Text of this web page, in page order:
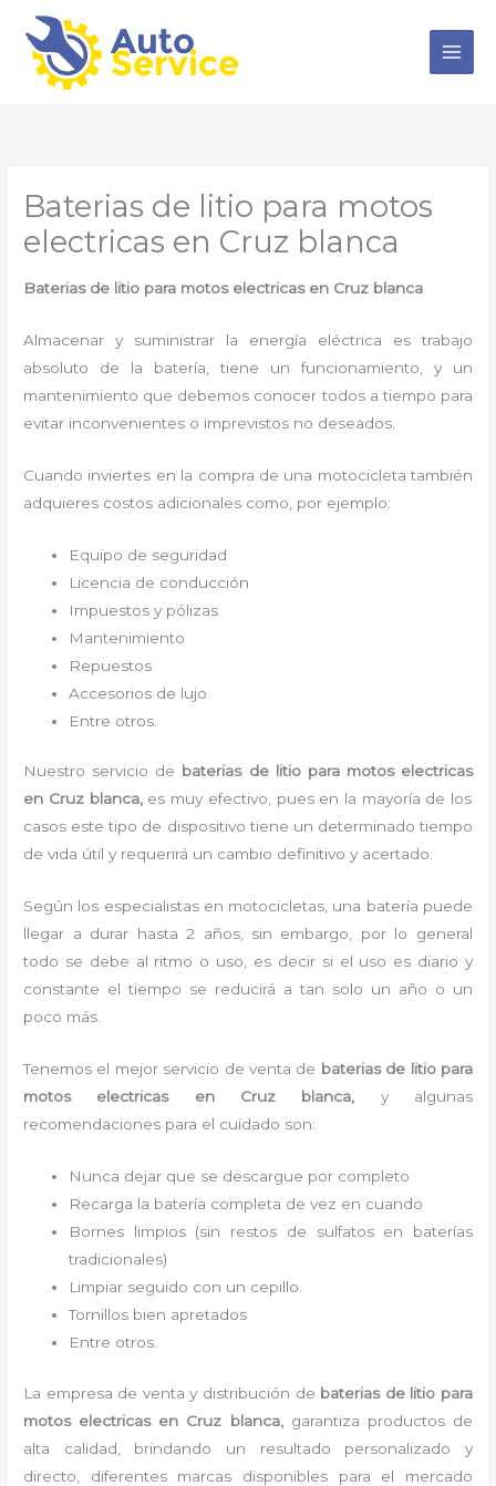
contenido
Baterias de litio para motos
electricas en Cruz blanca
Baterias de litio para motos electricas en Cruz blanca
Almacenar y suministrar la energía eléctrica es trabajo
absoluto de la batería, tiene un funcionamiento, y un
mantenimiento que debemos conocer todos a tiempo para
evitar inconvenientes o imprevistos no deseados.
Cuando inviertes en la compra de una motocicleta también
adquieres costos adicionales como, por ejemplo:
Equipo de seguridad
Licencia de conducción
Impuestos y pólizas
Mantenimiento
Repuestos
Accesorios de lujo
Entre otros.
Nuestro servicio de baterias de litio para motos electricas
en Cruz blanca, es muy efectivo, pues en la mayoría de los
casos este tipo de dispositivo tiene un determinado tiempo
de vida útil y requerirá un cambio definitivo y acertado.
Según los especialistas en motocicletas, una batería puede
llegar a durar hasta 2 años, sin embargo, por lo general
todo se debe al ritmo o uso, es decir si el uso es diario y
constante el tiempo se reducirá a tan solo un año o un
poco más.
Tenemos el mejor servicio de venta de baterias de litio para
motos electricasen Cruz blanca, y algunas
recomendaciones para el cuidado son:
Nunca dejar que se descargue por completo
Recarga la batería completa de vez en cuando
Bornes limpios (sin restos de sulfatos en baterías
tradicionales)
Limpiar seguido con un cepillo.
Tornillos bien apretados
Entre otros.
La empresa de venta y distribución de baterias de litio para
motos electricasen Cruz blanca, garantiza productos de
alta calidad, brindando un resultado personalizado y
directo, diferentes marcas disponibles para el mercado